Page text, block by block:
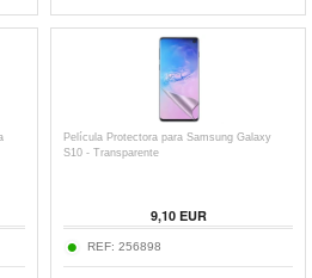
Película Protectora para Samsung Galaxy
S10 - Transparente
9,10EUR
REF: 256898